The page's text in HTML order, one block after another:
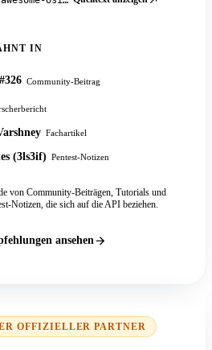
IN
Community-Beitrag
Fachartikel
(3ls3if) Pentest-Notizen
von Community-Beiträgen, Tutorials und
Notizen, die sich auf die API beziehen.
ansehen
OFFIZIELLER PARTNER